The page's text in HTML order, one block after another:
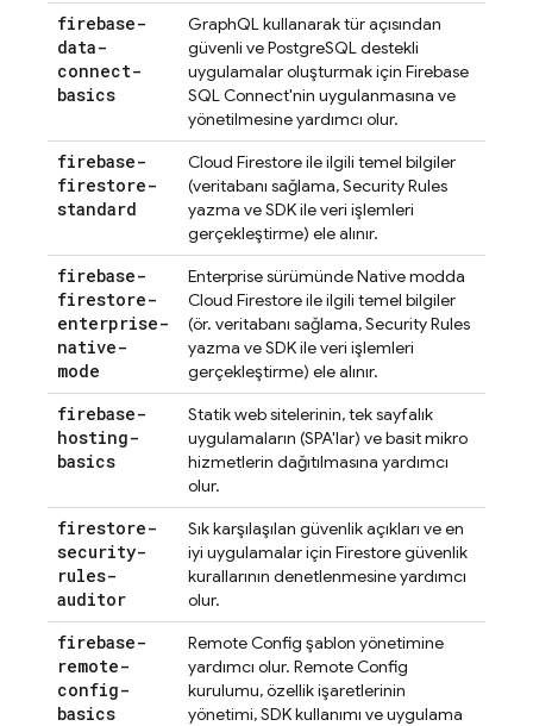
firebase-
data-
connect-
basics
GraphQL kullanarak tür açısından
güvenli ve PostgreSQL destekli
uygulamalar oluşturmak için Firebase
SQL Connect'nin uygulanmasına ve
yönetilmesine yardımcı olur.
firebase-
firestore-
standard
Cloud Firestoreile ilgili temel bilgiler
(veritabanı sağlama,Security Rules
yazma ve SDK ile veri işlemleri
gerçekleştirme) ele alınır.
firebase-
firestore-
enterprise-
native-
mode
Enterprise sürümünde Native modda
Cloud Firestoreile ilgili temel bilgiler
(ör. veritabanı sağlama,Security Rules
yazma ve SDK ile veri işlemleri
gerçekleştirme) ele alınır.
firebase-
hosting-
basics
Statik web sitelerinin, tek sayfalık
uygulamaların (SPA'lar) ve basit mikro
hizmetlerin dağıtılmasına yardımcı
olur.
firestore-
security-
rules-
auditor
Sık karşılaşılan güvenlik açıkları ve en
iyi uygulamalar için Firestore güvenlik
kurallarının denetlenmesine yardımcı
olur.
firebase-
remote-
config-
basics
Remote Config şablon yönetimine
yardımcı olur. Remote Config
kurulumu, özellik işaretlerinin
yönetimi, SDK kullanımı ve uygulama